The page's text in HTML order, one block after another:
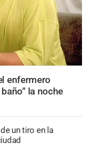
enfermero
la noche
un tiro en la